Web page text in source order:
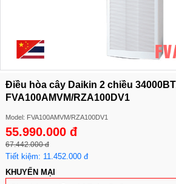
Điều hòa cây Daikin 2 chiều
FVA100AMVM/RZA100DV1
Model: FVA100AMVM/RZA100DV1
55.990.000 đ
67.442.000 đ
Tiết kiệm: 11.452.000 đ
KHUYẾN MẠI